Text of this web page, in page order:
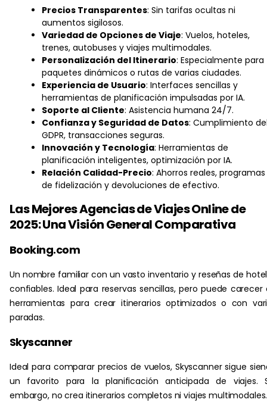
Precios Transparentes: Sin tarifas ocultas ni
aumentos sigilosos.
Variedad de Opciones de Viaje: Vuelos, hoteles,
trenes, autobuses y viajes multimodales.
Personalización del Itinerario: Especialmente para
paquetes dinámicos o rutas de varias ciudades.
Experiencia de Usuario: Interfaces sencillas y
herramientas de planificación impulsadas por IA.
Soporte al Cliente: Asistencia humana 24/7.
Confianza y Seguridad de Datos: Cumplimiento
GDPR, transacciones seguras.
Innovación y Tecnología: Herramientas de
planificación inteligentes, optimización por IA.
Relación Calidad-Precio: Ahorros reales, programas
de fidelización y devoluciones de efectivo.
Las Mejores Agencias de Viajes Online de
2025: Una Visión General Comparativa
Booking.com
Un nombre familiar con un vasto inventario y reseñas de
confiables. Ideal para reservas sencillas, pero puede carecer
herramientas para crear itinerarios optimizados o con
paradas.
Skyscanner
Ideal para comparar precios de vuelos, Skyscanner sigue
un favorito para la planificación anticipada de viajes.
embargo, no crea itinerarios completos ni viajes multimodales.